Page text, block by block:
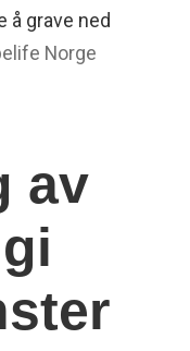
å grave ned
Norge
av